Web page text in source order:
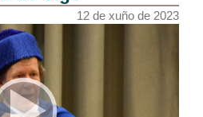
12 de xuño de 2023